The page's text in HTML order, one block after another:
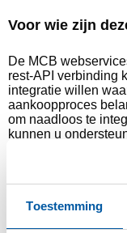
Toestemming
Voor wie zijn
De MCB
rest-API verbinding
integratie willen
aankoopproces
om naadloos te
kunnen u
samen te werken
Welke